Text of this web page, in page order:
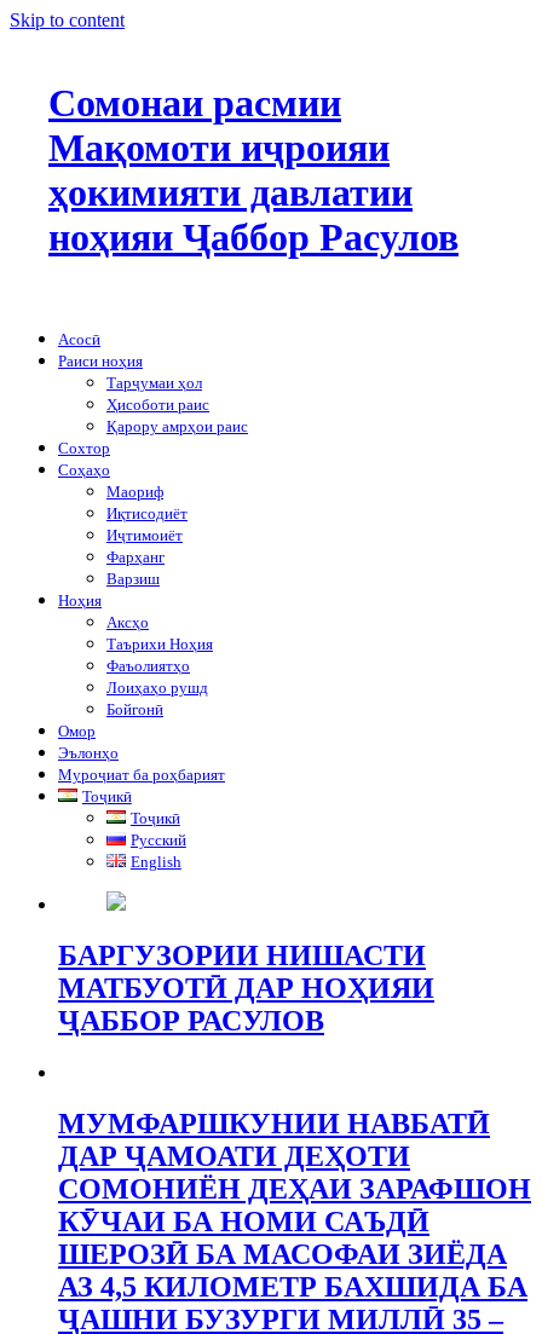
Skip to content
Сомонаи расмии
Мақомоти иҷроияи
ҳокимияти давлатии
ноҳияи Ҷаббор Расулов
Асосӣ
Раиси ноҳия
Тарҷумаи ҳол
Ҳисоботи раис
Қарору амрҳои раис
Сохтор
Соҳаҳо
Маориф
Иқтисодиёт
Иҷтимоиёт
Фарҳанг
Варзиш
Ноҳия
Аксҳо
Таърихи Ноҳия
Фаъолиятҳо
Лоиҳаҳо рушд
Бойгонӣ
Омор
Эълонҳо
Муроҷиат ба роҳбарият
Тоҷикӣ
Тоҷикӣ
Русский
English
БАРГУЗОРИИ НИШАСТИ
МАТБУОТӢ ДАР НОҲИЯИ
ҶАББОР РАСУЛОВ
МУМФАРШКУНИИ НАВБАТӢ
ДАР ҶАМОАТИ ДЕҲОТИ
СОМОНИЁН ДЕҲАИ ЗАРАФШОН
КӮЧАИ БА НОМИ САЪДӢ
ШЕРОЗӢ БА МАСОФАИ ЗИЁДА
АЗ 4,5 КИЛОМЕТР БАХШИДА БА
ҶАШНИ БУЗУРГИ МИЛЛӢ 35 –